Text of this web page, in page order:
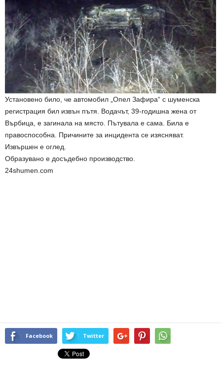
Установено било, че автомобил „Опел Зафира“ с шуменска
регистрация бил извън пътя. Водачът, 39-годишна жена от
Върбица, е загинала на място. Пътувала е сама. Била е
правоспособна. Причините за инцидента се изясняват.
Извършен е оглед.
Образувано е досъдебно производство.
24shumen.com
Facebook Twitter